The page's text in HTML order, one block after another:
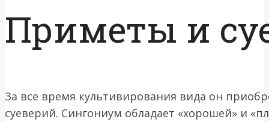
Приметы и
За все время культивирования вида он
суеверий. Сингониум обладает «хорошей» и